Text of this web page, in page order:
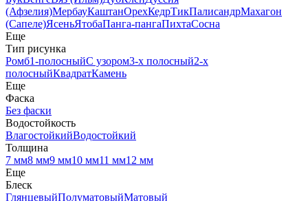
(Афзелия)МербауКаштанОрехКедрТикПалисандрМахагон
(Сапеле)ЯсеньЯтобаПанга-пангаПихтаСосна
Еще
Тип рисунка
Ромб1-полосныйС узором3-х полосный2-х
полосныйКвадратКамень
Еще
Фаска
Без фаски
Водостойкость
ВлагостойкийВодостойкий
Толщина
7 мм8 мм9 мм10 мм11 мм12 мм
Еще
Блеск
ГлянцевыйПолуматовыйМатовый